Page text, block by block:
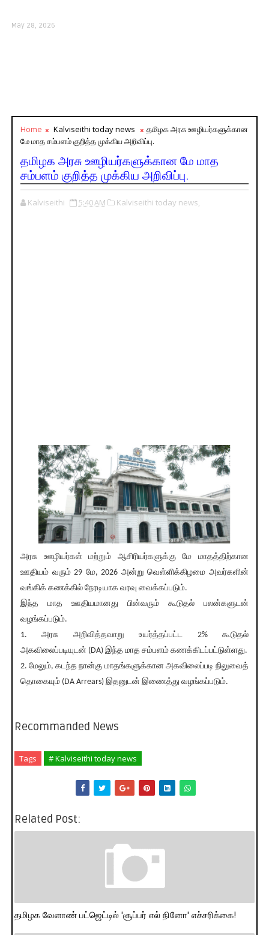
May 28, 2026
Home Kalviseithi today news
தமிழக அரசு ஊழியர்களுக்கான
மே மாத சம்பளம் குறித்த முக்கிய அறிவிப்பு.
தமிழக அரசு ஊழியர்களுக்கான மே மாத
சம்பளம் குறித்த முக்கிய அறிவிப்பு.
Kalviseithi 5:40 AM Kalviseithi today news,
அரசு ஊழியர்கள் மற்றும் ஆசிரியர்களுக்கு மே மாதத்திற்கான
ஊதியம் வரும் 29 மே, 2026 அன்று வெள்ளிக்கிழமை அவர்களின்
வங்கிக் கணக்கில் நேரடியாக வரவு வைக்கப்படும்.
இந்த மாத ஊதியமானது பின்வரும் கூடுதல் பலன்களுடன்
வழங்கப்படும்.
1. அரசு அறிவித்தவாறு உயர்த்தப்பட்ட 2% கூடுதல்
அகவிலைப்படியுடன் (DA) இந்த மாத சம்பளம் கணக்கிடப்பட்டுள்ளது.
2. மேலும், கடந்த நான்கு மாதங்களுக்கான அகவிலைப்படி நிலுவைத்
தொகையும் (DA Arrears) இதனுடன் இணைத்து வழங்கப்படும்.
Recommanded News
Tags # Kalviseithi today news
Related Post:
தமிழக வேளாண் பட்ஜெட்டில் 'சூப்பர் எல் நினோ' எச்சரிக்கை!